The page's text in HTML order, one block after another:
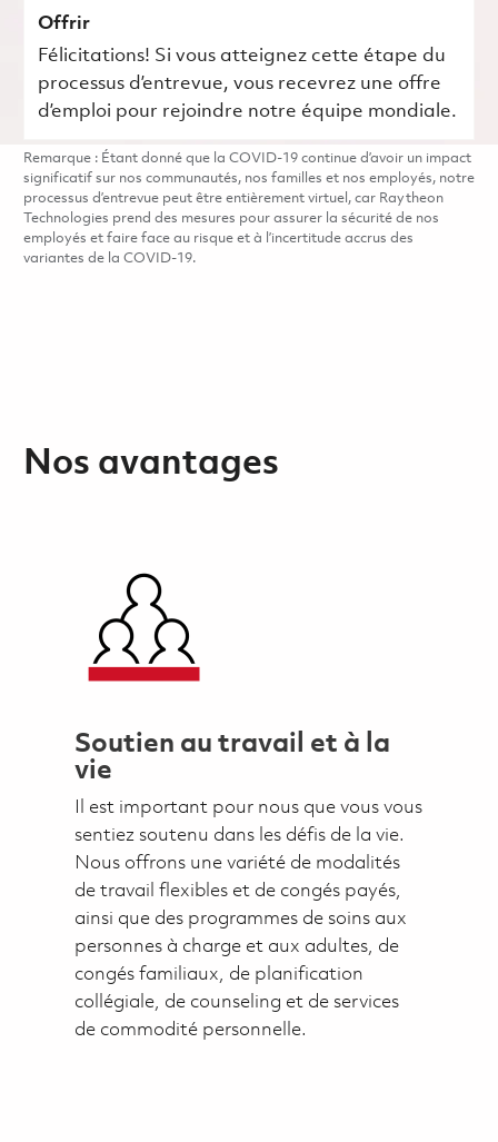
Offrir
Félicitations! Si vous atteignez cette étape du
processus d’entrevue, vous recevrez une offre
d’emploi pour rejoindre notre équipe mondiale.
Remarque : Étant donné que la COVID-19 continue d’avoir un impact
significatif sur nos communautés, nos familles et nos employés, notre
processus d’entrevue peut être entièrement virtuel, car Raytheon
Technologies prend des mesures pour assurer la sécurité de nos
employés et faire face au risque et à l’incertitude accrus des
variantes de la COVID-19.
Nos avantages
Soutien au travail et à la
vie
Il est important pour nous que vous vous
sentiez soutenu dans les défis de la vie.
Nous offrons une variété de modalités
de travail flexibles et de congés payés,
ainsi que des programmes de soins aux
personnes à charge et aux adultes, de
congés familiaux, de planification
collégiale, de counseling et de services
de commodité personnelle.